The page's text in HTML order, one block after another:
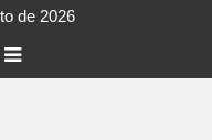
de 2026